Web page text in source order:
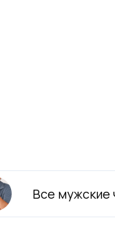
Все мужские